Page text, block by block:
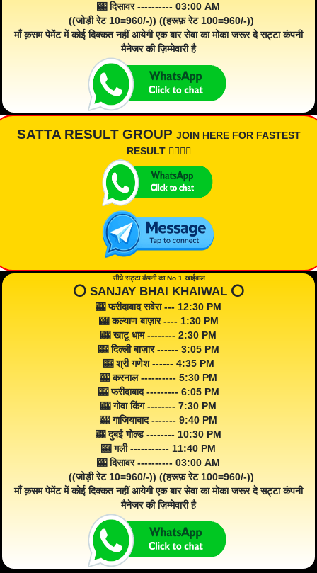
🎰 दिसावर ---------- 03:00 AM
((जोड़ी रेट 10=960/-)) ((हरूफ़ रेट 100=960/-))
माँ क़सम पेमेंट में कोई दिक्कत नहीं आयेगी एक बार सेवा का मोका जरूर दे सट्टा कंपनी
मैनेजर की ज़िम्मेवारी है
SATTA RESULT GROUP JOIN HERE FOR FASTEST
RESULT 👇🏾👇🏾
सीधे सट्टा कंपनी का No 1 खाईवाल
⭕️ SANJAY BHAI KHAIWAL ⭕️
🎰 फरीदाबाद सवेरा --- 12:30 PM
🎰 कल्याण बाज़ार ---- 1:30 PM
🎰 खाटू धाम -------- 2:30 PM
🎰 दिल्ली बाज़ार ------ 3:05 PM
🎰 श्री गणेश ------ 4:35 PM
🎰 करनाल ---------- 5:30 PM
🎰 फरीदाबाद --------- 6:05 PM
🎰 गोवा किंग -------- 7:30 PM
🎰 गाजियाबाद ------- 9:40 PM
🎰 दुबई गोल्ड -------- 10:30 PM
🎰 गली ----------- 11:40 PM
🎰 दिसावर ---------- 03:00 AM
((जोड़ी रेट 10=960/-)) ((हरूफ़ रेट 100=960/-))
माँ क़सम पेमेंट में कोई दिक्कत नहीं आयेगी एक बार सेवा का मोका जरूर दे सट्टा कंपनी
मैनेजर की ज़िम्मेवारी है